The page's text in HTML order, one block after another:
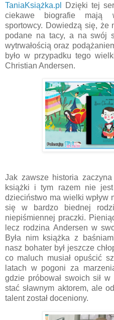
TaniaKsiążka.pl
Dzięki tej
ciekawe biografie mają
sportowcy. Dowiedzą się, że
podane na tacy, a na swój
wytrwałością oraz
było w przypadku tego
Christian Andersen.
Jak zawsze historia
książki i tym razem nie
dzieciństwo ma wielki wpływ
się w bardzo biednej
niepiśmiennej praczki.
lecz rodzina Andersen w
Była nim książka z
nasz bohater był jeszcze
co maluch musiał opuścić
latach w pogoni za
gdzie próbował swoich sił
stać sławnym aktorem, ale
talent został doceniony.